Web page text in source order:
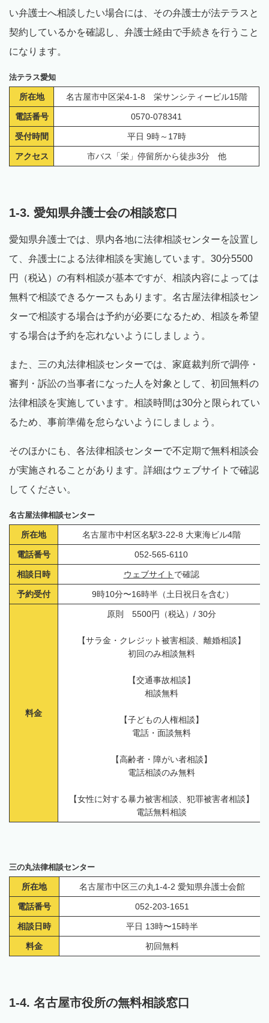
い弁護士へ相談したい場合には、その弁護士が法テラスと
契約しているかを確認し、弁護士経由で手続きを行うこと
になります。
法テラス愛知
所在地 名古屋市中区栄4-1-8 栄サンシティービル15階
電話番号 0570-078341
受付時間 平日 9時～17時
アクセス 市バス「栄」停留所から徒歩3分 他
1-3. 愛知県弁護士会の相談窓口
愛知県弁護士では、県内各地に法律相談センターを設置し
て、弁護士による法律相談を実施しています。30分5500
円（税込）の有料相談が基本ですが、相談内容によっては
無料で相談できるケースもあります。名古屋法律相談セン
ターで相談する場合は予約が必要になるため、相談を希望
する場合は予約を忘れないようにしましょう。
また、三の丸法律相談センターでは、家庭裁判所で調停・
審判・訴訟の当事者になった人を対象として、初回無料の
法律相談を実施しています。相談時間は30分と限られてい
るため、事前準備を怠らないようにしましょう。
そのほかにも、各法律相談センターで不定期で無料相談会
が実施されることがあります。詳細はウェブサイトで確認
してください。
名古屋法律相談センター
所在地 名古屋市中村区名駅3-22-8 大東海ビル4階
電話番号 052-565-6110
相談日時 ウェブサイト で確認
予約受付 9時10分〜16時半（土日祝日を含む）
料金
原則 5500円（税込）/ 30分
【サラ金・クレジット被害相談、離婚相談】
初回のみ相談無料
【交通事故相談】
相談無料
【子どもの人権相談】
電話・面談無料
【高齢者・障がい者相談】
電話相談のみ無料
【女性に対する暴力被害相談、犯罪被害者相談】
電話無料相談
三の丸法律相談センター
所在地 名古屋市中区三の丸1-4-2 愛知県弁護士会館
電話番号 052-203-1651
相談日時 平日 13時〜15時半
料金 初回無料
1-4. 名古屋市役所の無料相談窓口